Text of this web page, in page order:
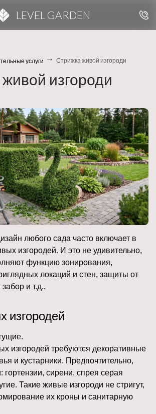
LEVEL GARDEN
услуги Стрижка живой изгороди
изгороди
любого сада часто включает в
изгородей. И это не удивительно,
функцию зонирования,
локаций и стен, защиты от
и т.д..
изгородей
изгородей требуются декоративные
и кустарники. Предпочтительно,
гортензии, сирени, спрея серая
Такие живые изгороди не стригут,
их кроны и санитарную